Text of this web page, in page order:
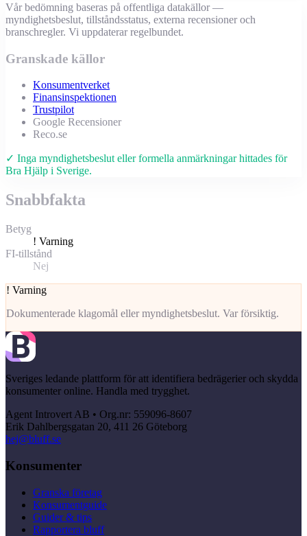
Vår bedömning baseras på offentliga datakällor —
myndighetsbeslut, tillståndsstatus, externa recensioner och
branschregler. Vi uppdaterar regelbundet.
Granskade källor
Konsumentverket
Finansinspektionen
Trustpilot
Google Recensioner
Reco.se
✓ Inga myndighetsbeslut eller formella anmärkningar hittades för
Bra Hjälp i Sverige.
Snabbfakta
Betyg
! Varning
FI-tillstånd
Nej
! Varning
Dokumenterade klagomål eller myndighetsbeslut. Var försiktig.
Sveriges ledande plattform för att identifiera bedrägerier och skydda
konsumenter online. Handla med trygghet.
Agent Introvert AB • Org.nr: 559096-8607
Erik Dahlbergsgatan 20, 411 26 Göteborg
hej@bluff.se
Konsumenter
Granska företag
Konsumentguide
Guider & tips
Rapportera bluff